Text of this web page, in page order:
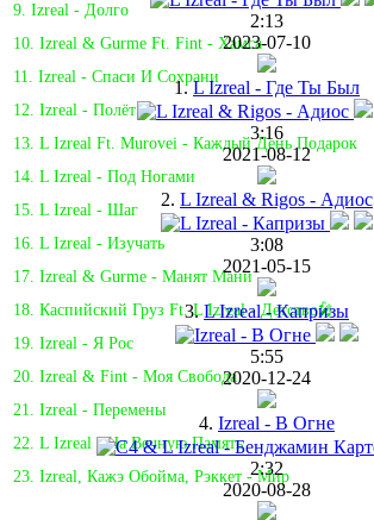
9. Izreal - Долго
10. Izreal & Gurme Ft. Fint - Хамса
11. Izreal - Спаси И Сохрани
12. Izreal - Полёт🎤
13. L Izreal Ft. Murovei - Каждый День Подарок
14. L Izreal - Под Ногами
15. L Izreal - Шаг
16. L Izreal - Изучать
17. Izreal & Gurme - Манят Мани
18. Каспийский Груз Ft. L Izreal - Детство🎤
19. Izreal - Я Рос
20. Izreal & Fint - Моя Свобода
21. Izreal - Перемены
22. L Izreal - На Вечную Память
23. Izreal, Кажэ Обойма, Рэккет - Мир
2:13
2023-07-10
1.L Izreal - Где Ты Был
3:16
2021-08-12
2. L Izreal & Rigos - Адиос
3:08
2021-05-15
3.L Izreal - Капризы
5:55
2020-12-24
4. Izreal - В Огне
2:32
2020-08-28